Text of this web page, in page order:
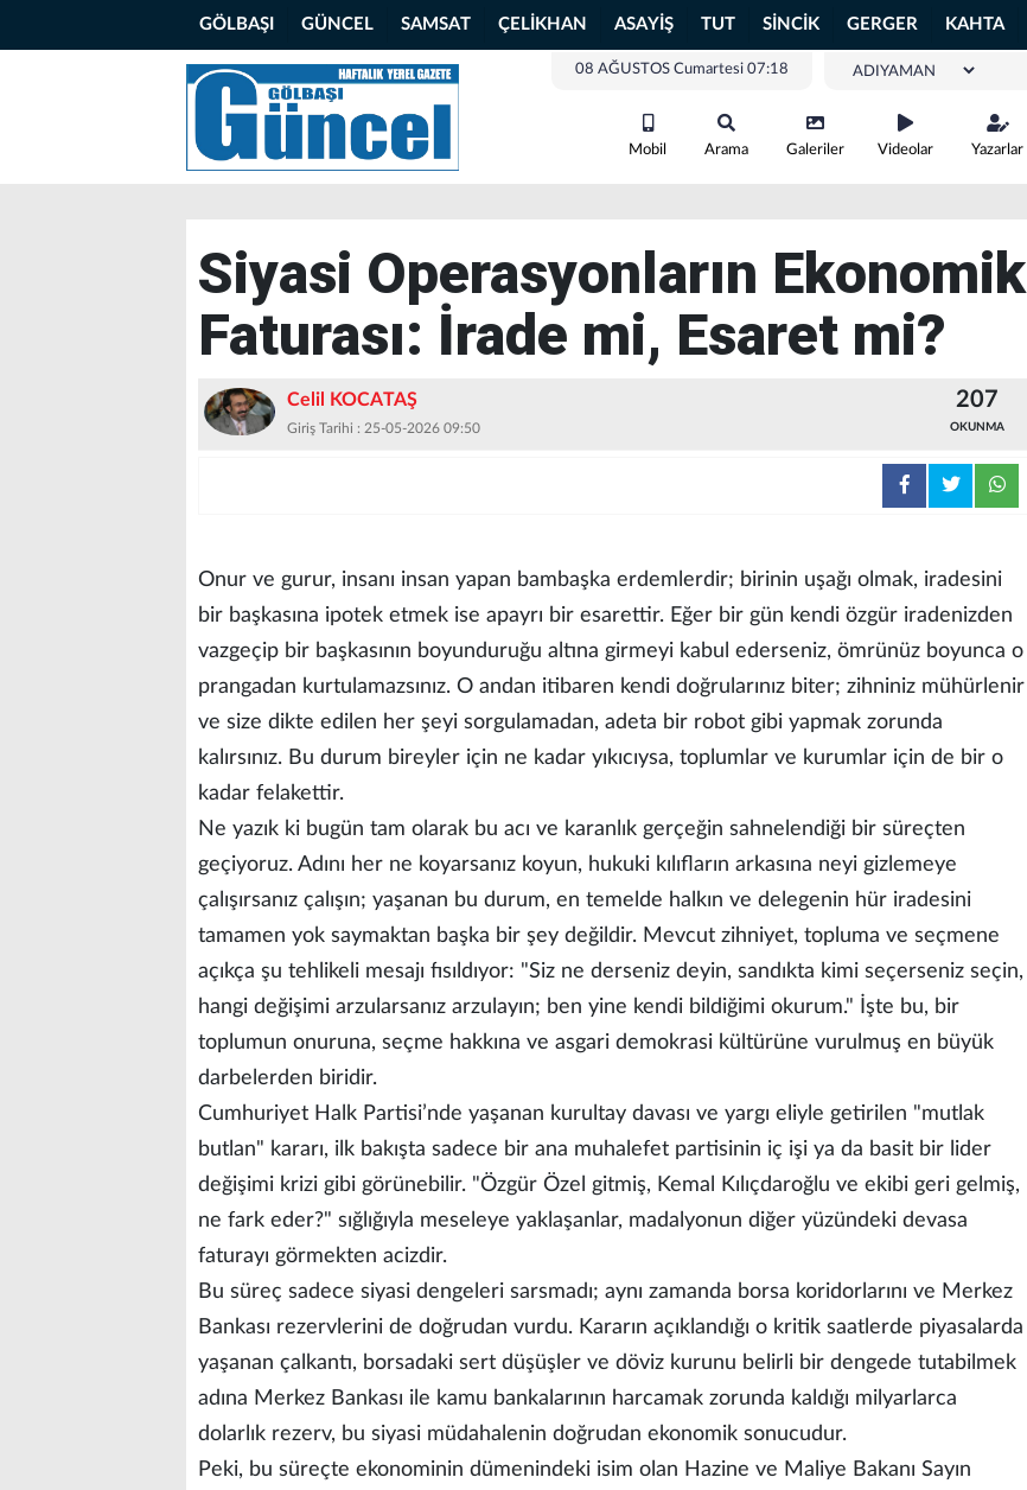
GÖLBAŞI GÜNCEL SAMSAT ÇELİKHAN ASAYİŞ TUT SİNCİK GERGER KAHTA
08 AĞUSTOS Cumartesi 07:18
Mobil Arama Galeriler Videolar Yazarlar
Siyasi Operasyonların Ekonomik
Faturası: İrade mi, Esaret mi?
Celil KOCATAŞ
Giriş Tarihi : 25-05-2026 09:50
207
OKUNMA
Onur ve gurur, insanı insan yapan bambaşka erdemlerdir; birinin uşağı olmak, iradesini
bir başkasına ipotek etmek ise apayrı bir esarettir. Eğer bir gün kendi özgür iradenizden
vazgeçip bir başkasının boyunduruğu altına girmeyi kabul ederseniz, ömrünüz boyunca o
prangadan kurtulamazsınız. O andan itibaren kendi doğrularınız biter; zihniniz mühürlenir
ve size dikte edilen her şeyi sorgulamadan, adeta bir robot gibi yapmak zorunda
kalırsınız. Bu durum bireyler için ne kadar yıkıcıysa, toplumlar ve kurumlar için de bir o
kadar felakettir.
Ne yazık ki bugün tam olarak bu acı ve karanlık gerçeğin sahnelendiği bir süreçten
geçiyoruz. Adını her ne koyarsanız koyun, hukuki kılıfların arkasına neyi gizlemeye
çalışırsanız çalışın; yaşanan bu durum, en temelde halkın ve delegenin hür iradesini
tamamen yok saymaktan başka bir şey değildir. Mevcut zihniyet, topluma ve seçmene
açıkça şu tehlikeli mesajı fısıldıyor: "Siz ne derseniz deyin, sandıkta kimi seçerseniz seçin,
hangi değişimi arzularsanız arzulayın; ben yine kendi bildiğimi okurum." İşte bu, bir
toplumun onuruna, seçme hakkına ve asgari demokrasi kültürüne vurulmuş en büyük
darbelerden biridir.
Cumhuriyet Halk Partisi’nde yaşanan kurultay davası ve yargı eliyle getirilen "mutlak
butlan" kararı, ilk bakışta sadece bir ana muhalefet partisinin iç işi ya da basit bir lider
değişimi krizi gibi görünebilir. "Özgür Özel gitmiş, Kemal Kılıçdaroğlu ve ekibi geri gelmiş,
ne fark eder?" sığlığıyla meseleye yaklaşanlar, madalyonun diğer yüzündeki devasa
faturayı görmekten acizdir.
Bu süreç sadece siyasi dengeleri sarsmadı; aynı zamanda borsa koridorlarını ve Merkez
Bankası rezervlerini de doğrudan vurdu. Kararın açıklandığı o kritik saatlerde piyasalarda
yaşanan çalkantı, borsadaki sert düşüşler ve döviz kurunu belirli bir dengede tutabilmek
adına Merkez Bankası ile kamu bankalarının harcamak zorunda kaldığı milyarlarca
dolarlık rezerv, bu siyasi müdahalenin doğrudan ekonomik sonucudur.
Peki, bu süreçte ekonominin dümenindeki isim olan Hazine ve Maliye Bakanı Sayın